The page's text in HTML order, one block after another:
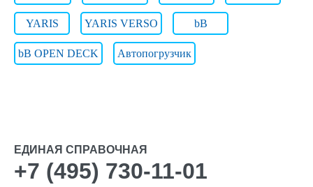
YARIS YARIS VERSO bB
bB OPEN DECK Автопогрузчик
ЕДИНАЯ СПРАВОЧНАЯ
+7 (495) 730-11-01